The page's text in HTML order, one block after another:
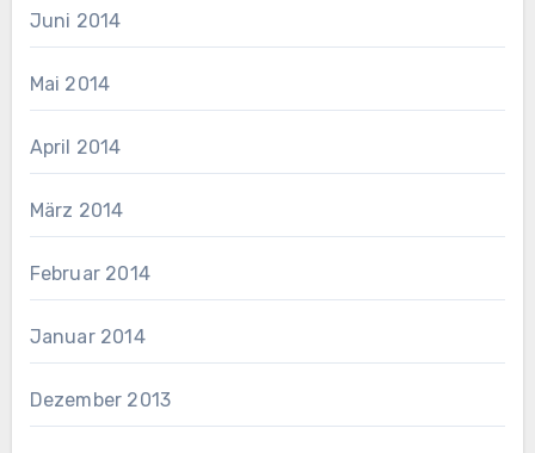
Juni 2014
Mai 2014
April 2014
März 2014
Februar 2014
Januar 2014
Dezember 2013